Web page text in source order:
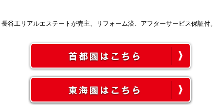
長谷工リアルエステートが売主、リフォーム済、アフターサービス保証付。